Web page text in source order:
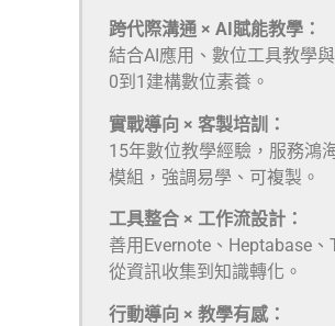
跨代際溝通 × AI賦能教學：
結合AI應用、數位工具教學
0到1建構數位素養。
實戰導向 × 客製培訓：
15年數位教學經驗，服務鴻
模組，強調易學、可複製。
工具整合 × 工作流設計：
善用Evernote、Heptabase
從資訊收集到知識轉化。
行動導向 × 教學有感：